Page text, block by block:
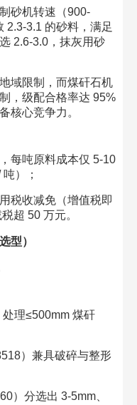
砂机转速（900-
2.3-3.1 的砂料，满足
2.6-3.0，抹灰用砂
域限制，而煤矸石机
，级配合格率达 95%
核心竞争力。​
每吨原料成本仅 5-10
）；​
税收减免（增值税即
超 50 万元。​
型）​
理≤500mm 煤矸
）兼具破碎与整形
）分选出 3-5mm、